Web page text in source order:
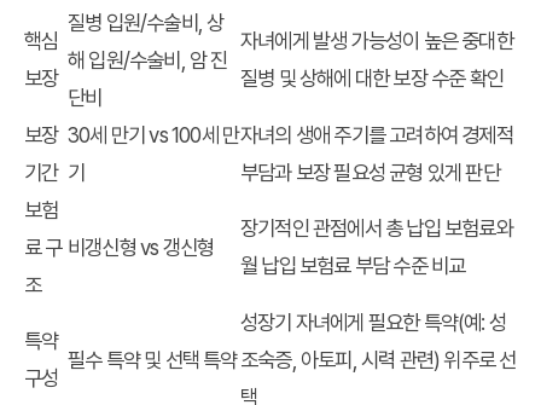
핵심
보장
질병 입원/수술비, 상
해 입원/수술비, 암 진
단비
자녀에게 발생 가능성이 높은 중대한
질병 및 상해에 대한 보장 수준 확인
보장
기간
30세 만기 vs 100세 만
기
자녀의 생애 주기를 고려하여 경제적
부담과 보장 필요성 균형 있게 판단
보험
료 구
조
비갱신형 vs 갱신형
장기적인 관점에서 총 납입 보험료와
월 납입 보험료 부담 수준 비교
특약
구성
필수 특약 및 선택 특약
성장기 자녀에게 필요한 특약(예: 성
조숙증, 아토피, 시력 관련) 위주로 선
택